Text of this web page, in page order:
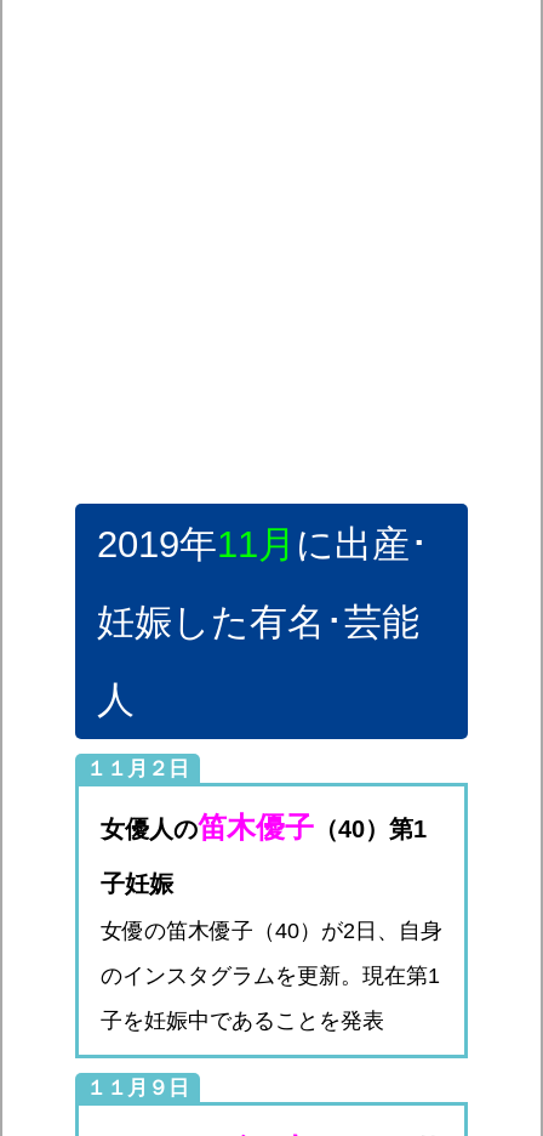
2019年11月 に出産･
妊娠した有名･芸能
人
１１月２日
女優人の笛木優子 （40）第1
子妊娠
女優の笛木優子（40）が2日、自身
のインスタグラムを更新。現在第1
子を妊娠中であることを発表
１１月９日